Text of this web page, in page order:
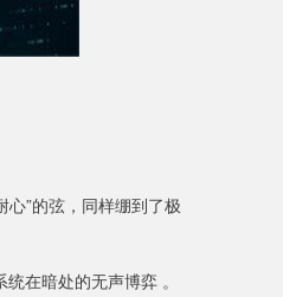
”的弦，同样绷到了极
在暗处的无声博弈 。